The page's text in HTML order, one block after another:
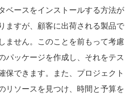
ベースをインストールする方法が
ますが、顧客に出荷される製品で
ません。このことを前もって考慮
パッケージを作成し、それをテス
保できます。また、プロジェクト
リソースを見つけ、時間と予算を